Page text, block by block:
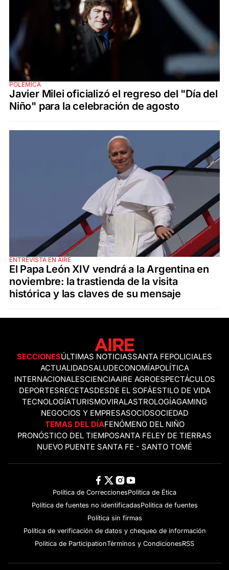
POLÉMICA
Javier Milei oficializó el regreso del "Día del
Niño" para la celebración de agosto
ENTREVISTA EN AIRE
El Papa León XIV vendrá a la Argentina en
noviembre: la trastienda de la visita
histórica y las claves de su mensaje
SECCIONESÚLTIMAS NOTICIASSANTA FEPOLICIALES
ACTUALIDADSALUDECONOMÍAPOLÍTICA
INTERNACIONALESCIENCIAAIRE AGROESPECTÁCULOS
DEPORTESRECETASDESDE EL SOFÁESTILO DE VIDA
TECNOLOGÍATURISMOVIRALASTROLOGÍAGAMING
NEGOCIOS Y EMPRESASOCIOSOCIEDAD
TEMAS DEL DÍAFENÓMENO DEL NIÑO
PRONÓSTICO DEL TIEMPOSANTA FELEY DE TIERRAS
NUEVO PUENTE SANTA FE - SANTO TOMÉ
Política de CorreccionesPolitica de Ética
Política de fuentes no identificadasPolítica de fuentes
Política sin firmas
Política de verificación de datos y chequeo de información
Politica de ParticipationTérminos y CondicionesRSS